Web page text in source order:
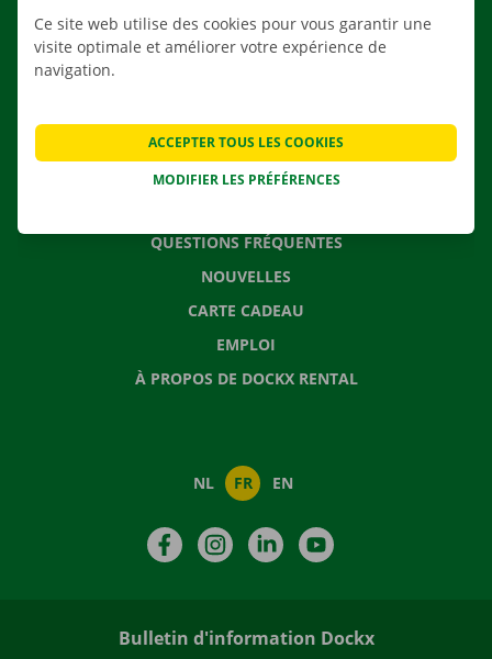
AGENCES
QUESTIONS FRÉQUENTES
NOUVELLES
CARTE CADEAU
EMPLOI
À PROPOS DE DOCKX RENTAL
NL FR EN
FacebookInstagramLinkedIn
Bulletin d'information Dockx
Ce site web utilise des cookies pour vous garantir une
visite optimale et améliorer votre expérience de
navigation.
MODIFIER LES PRÉFÉRENCES
ACCEPTER TOUS LES COOKIES